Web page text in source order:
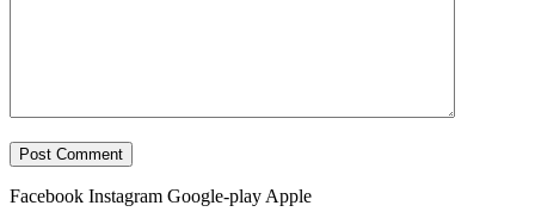
Facebook Instagram Google-play Apple